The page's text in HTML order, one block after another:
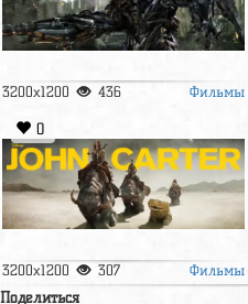
3200x1200 436 Фильмы
0
3200x1200 307 Фильмы
Поделиться